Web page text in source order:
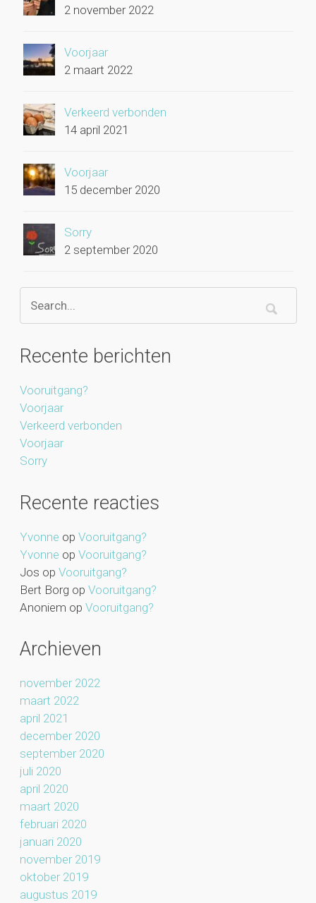
2 november 2022
Voorjaar
2 maart 2022
Verkeerd verbonden
14 april 2021
Voorjaar
15 december 2020
Sorry
2 september 2020
Recente berichten
Vooruitgang?
Voorjaar
Verkeerd verbonden
Voorjaar
Sorry
Recente reacties
Yvonne op Vooruitgang?
Yvonne op Vooruitgang?
Jos op Vooruitgang?
Bert Borg op Vooruitgang?
Anoniem op Vooruitgang?
Archieven
november 2022
maart 2022
april 2021
december 2020
september 2020
juli 2020
april 2020
maart 2020
februari 2020
januari 2020
november 2019
oktober 2019
augustus 2019